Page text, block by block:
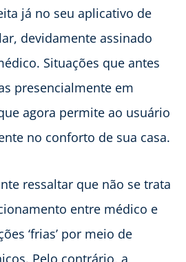
já no seu aplicativo de
devidamente assinado
Situações que antes
presencialmente em
agora permite ao usuário
no conforto de sua casa.
ressaltar que não se trata
entre médico e
‘frias’ por meio de
Pelo contrário, a